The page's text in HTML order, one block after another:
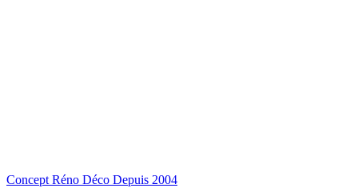
Concept Réno Déco Depuis 2004